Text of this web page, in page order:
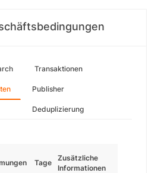
Transaktionen
Publisher
Deduplizierung
Tage
Zusätzliche
Informationen